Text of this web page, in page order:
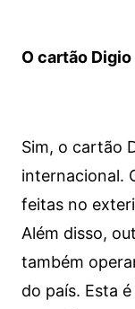
O cartão
Sim, o cartão
internacional.
feitas no
Além disso,
também
do país. Esta